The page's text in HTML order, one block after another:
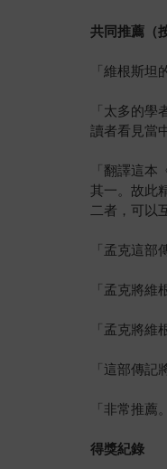
共同推薦（
「維根斯
「太多的
讀者看見當
「翻譯這
其一。故此
二者，可以
「孟克這
「孟克將
「孟克將
「這部傳
「非常推
得獎紀錄